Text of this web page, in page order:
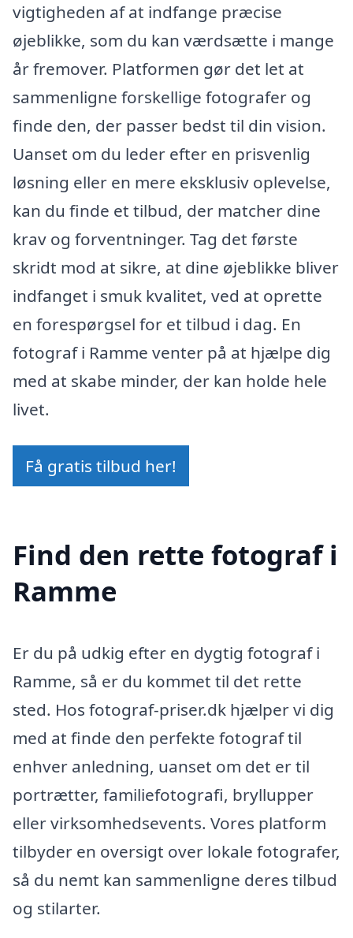
vigtigheden af at indfange præcise
øjeblikke, som du kan værdsætte i mange
år fremover. Platformen gør det let at
sammenligne forskellige fotografer og
finde den, der passer bedst til din vision.
Uanset om du leder efter en prisvenlig
løsning eller en mere eksklusiv oplevelse,
kan du finde et tilbud, der matcher dine
krav og forventninger. Tag det første
skridt mod at sikre, at dine øjeblikke bliver
indfanget i smuk kvalitet, ved at oprette
en forespørgsel for et tilbud i dag. En
fotograf i Ramme venter på at hjælpe dig
med at skabe minder, der kan holde hele
livet.
Få gratis tilbud her!
Find den rette fotograf i
Ramme
Er du på udkig efter en dygtig fotograf i
Ramme, så er du kommet til det rette
sted. Hos fotograf-priser.dk hjælper vi dig
med at finde den perfekte fotograf til
enhver anledning, uanset om det er til
portrætter, familiefotografi, bryllupper
eller virksomhedsevents. Vores platform
tilbyder en oversigt over lokale fotografer,
så du nemt kan sammenligne deres tilbud
og stilarter.